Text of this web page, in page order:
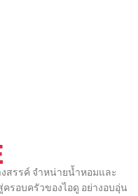
สรรค์ จำหน่ายน้ำหอมและ
รอบครัวของไอดู อย่างอบอุ่น